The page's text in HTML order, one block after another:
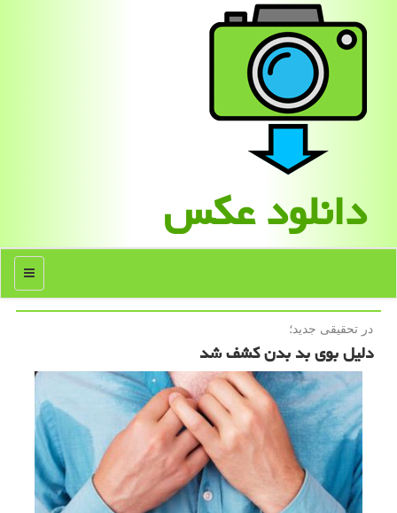
دانلود عكس
منو
در تحقیقی جدید؛
دلیل بوی بد بدن كشف شد